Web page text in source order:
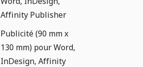
Affinity Publisher
Publicité (90 mm x
130 mm) pour Word,
InDesign, Affinity